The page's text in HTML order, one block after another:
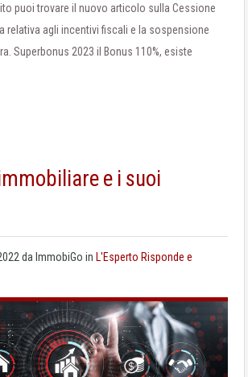
puoi trovare il nuovo articolo sulla Cessione
relativa agli incentivi fiscali e la sospensione
Superbonus 2023 il Bonus 110%, esiste
e i suoi
da ImmobiGo in L'Esperto Risponde e